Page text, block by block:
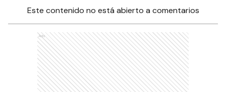
Este contenido no está abierto a comentarios
Ads